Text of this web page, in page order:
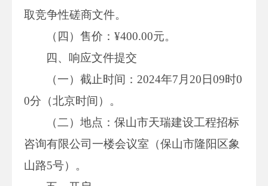
取竞争性磋商文件。
（四）售价：¥400.00元。
四、响应文件提交
（一）截止时间：2024年7月20日09时0
0分（北京时间）。
（二）地点：保山市天瑞建设工程招标
咨询有限公司一楼会议室（保山市隆阳区象
山路5号）。